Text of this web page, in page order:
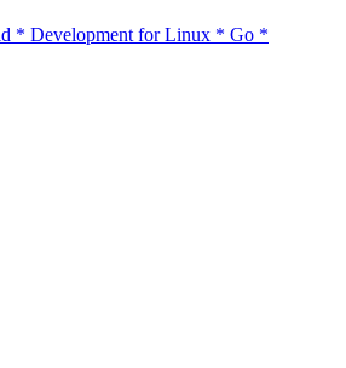
* Development for Linux * Go *